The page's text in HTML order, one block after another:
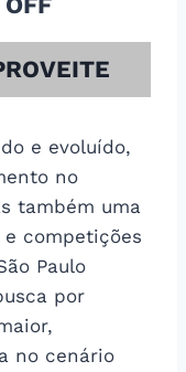
e evoluído,
no
também uma
competições
Paulo
por
no cenário